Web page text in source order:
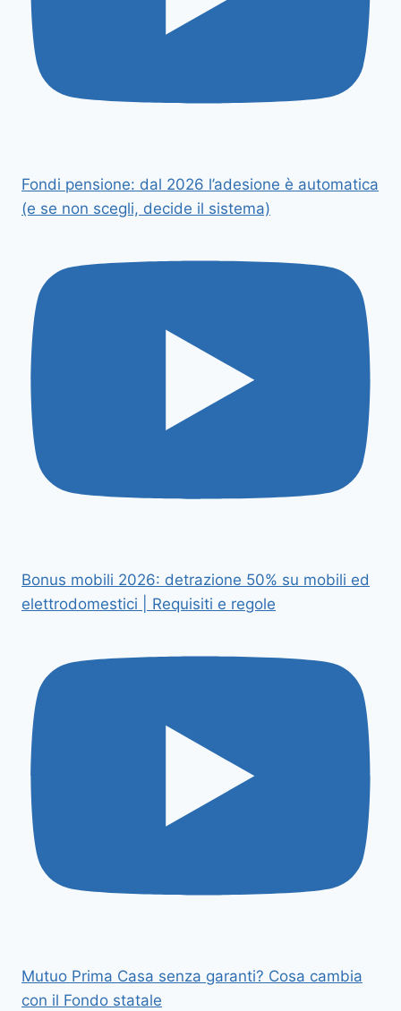
Fondi pensione: dal 2026 l’adesione è automatica
(e se non scegli, decide il sistema)
Bonus mobili 2026: detrazione 50% su mobili ed
elettrodomestici | Requisiti e regole
Mutuo Prima Casa senza garanti? Cosa cambia
con il Fondo statale